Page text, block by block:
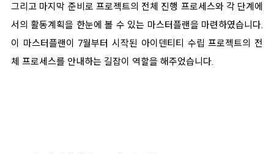
그리고 마지막 준비로 프로젝트의 전체 진행 프로세스와 각 단계에
서의 활동계획을 한눈에 볼 수 있는 마스터플랜을 마련하였습니다.
이 마스터플랜이 7월부터 시작된 아이덴티티 수립 프로젝트의 전
체 프로세스를 안내하는 길잡이 역할을 해주었습니다.